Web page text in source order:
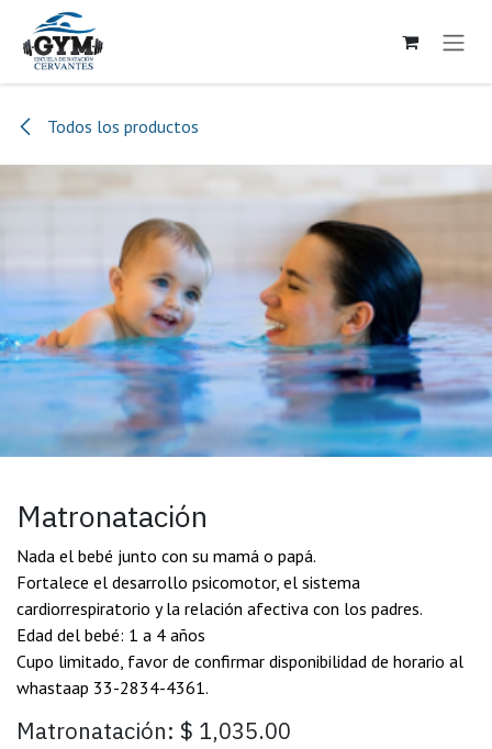
Ir al contenido
Todos los productos
Matronatación
Nada el bebé junto con su mamá o papá.
Fortalece el desarrollo psicomotor, el sistema
cardiorrespiratorio y la relación afectiva con los padres.
Edad del bebé: 1 a 4 años
Cupo limitado, favor de confirmar disponibilidad de horario al
whastaap 33-2834-4361.
Matronatación: $ 1,035.00